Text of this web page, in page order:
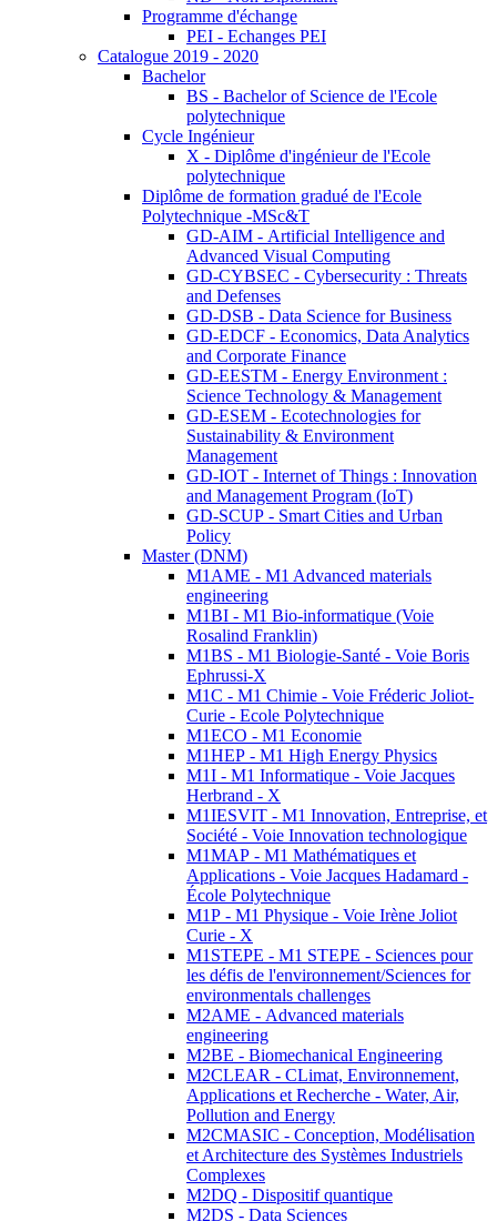
Programme d'échange
PEI - Echanges PEI
Catalogue 2019 - 2020
Bachelor
BS - Bachelor of Science de l'Ecole
polytechnique
Cycle Ingénieur
X - Diplôme d'ingénieur de l'Ecole
polytechnique
Diplôme de formation gradué de l'Ecole
Polytechnique -MSc&T
GD-AIM - Artificial Intelligence and
Advanced Visual Computing
GD-CYBSEC - Cybersecurity : Threats
and Defenses
GD-DSB - Data Science for Business
GD-EDCF - Economics, Data Analytics
and Corporate Finance
GD-EESTM - Energy Environment :
Science Technology & Management
GD-ESEM - Ecotechnologies for
Sustainability & Environment
Management
GD-IOT - Internet of Things : Innovation
and Management Program (IoT)
GD-SCUP - Smart Cities and Urban
Policy
Master (DNM)
M1AME - M1 Advanced materials
engineering
M1BI - M1 Bio-informatique (Voie
Rosalind Franklin)
M1BS - M1 Biologie-Santé - Voie Boris
Ephrussi-X
M1C - M1 Chimie - Voie Fréderic Joliot-
Curie - Ecole Polytechnique
M1ECO - M1 Economie
M1HEP - M1 High Energy Physics
M1I - M1 Informatique - Voie Jacques
Herbrand - X
M1IESVIT - M1 Innovation, Entreprise, et
Société - Voie Innovation technologique
M1MAP - M1 Mathématiques et
Applications - Voie Jacques Hadamard -
École Polytechnique
M1P - M1 Physique - Voie Irène Joliot
Curie - X
M1STEPE - M1 STEPE - Sciences pour
les défis de l'environnement/Sciences for
environmentals challenges
M2AME - Advanced materials
engineering
M2BE - Biomechanical Engineering
M2CLEAR - CLimat, Environnement,
Applications et Recherche - Water, Air,
Pollution and Energy
M2CMASIC - Conception, Modélisation
et Architecture des Systèmes Industriels
Complexes
M2DQ - Dispositif quantique
M2DS - Data Sciences